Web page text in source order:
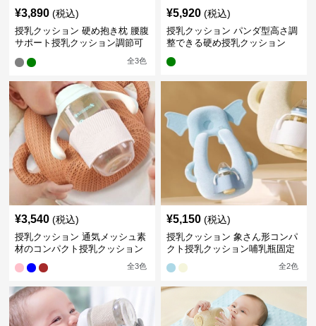
¥3,890 (税込)
授乳クッション 硬め抱き枕 腰腹
サポート授乳クッション調節可
全3色
¥5,920 (税込)
授乳クッション パンダ型高さ調
整できる硬め授乳クッション
¥3,540 (税込)
授乳クッション 通気メッシュ素
材のコンパクト授乳クッション
全3色
¥5,150 (税込)
授乳クッション 象さん形コンパ
クト授乳クッション哺乳瓶固定
全2色